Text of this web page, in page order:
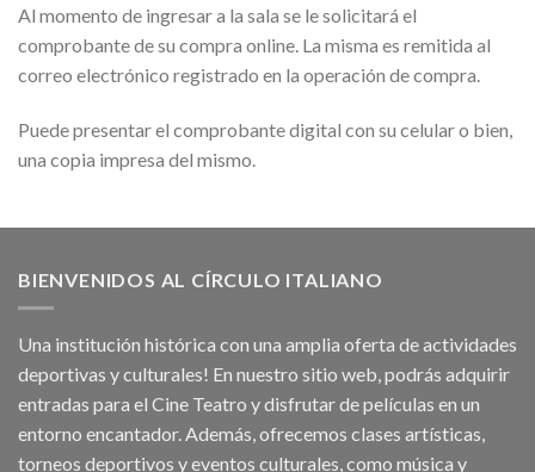
Al momento de ingresar a la sala se le solicitará el
comprobante de su compra online. La misma es remitida al
correo electrónico registrado en la operación de compra.
Puede presentar el comprobante digital con su celular o bien,
una copia impresa del mismo.
BIENVENIDOS AL CÍRCULO ITALIANO
Una institución histórica con una amplia oferta de actividades
deportivas y culturales! En nuestro sitio web, podrás adquirir
entradas para el Cine Teatro y disfrutar de películas en un
entorno encantador. Además, ofrecemos clases artísticas,
torneos deportivos y eventos culturales, como música y